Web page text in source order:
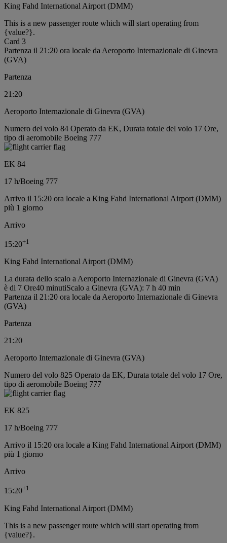
King Fahd International Airport (DMM)
This is a new passenger route which will start operating from
{value?}.
Card 3
Partenza il 21:20 ora locale da Aeroporto Internazionale di Ginevra
(GVA)
Partenza
21:20
Aeroporto Internazionale di Ginevra (GVA)
Numero del volo 84 Operato da EK, Durata totale del volo 17 Ore,
tipo di aeromobile Boeing 777
EK 84
17 h/Boeing 777
Arrivo il 15:20 ora locale a King Fahd International Airport (DMM)
più 1 giorno
Arrivo
15:20+1
King Fahd International Airport (DMM)
La durata dello scalo a Aeroporto Internazionale di Ginevra (GVA)
è di 7 Ore40 minutiScalo a Ginevra (GVA): 7 h 40 min
Partenza il 21:20 ora locale da Aeroporto Internazionale di Ginevra
(GVA)
Partenza
21:20
Aeroporto Internazionale di Ginevra (GVA)
Numero del volo 825 Operato da EK, Durata totale del volo 17 Ore,
tipo di aeromobile Boeing 777
EK 825
17 h/Boeing 777
Arrivo il 15:20 ora locale a King Fahd International Airport (DMM)
più 1 giorno
Arrivo
15:20+1
King Fahd International Airport (DMM)
This is a new passenger route which will start operating from
{value?}.